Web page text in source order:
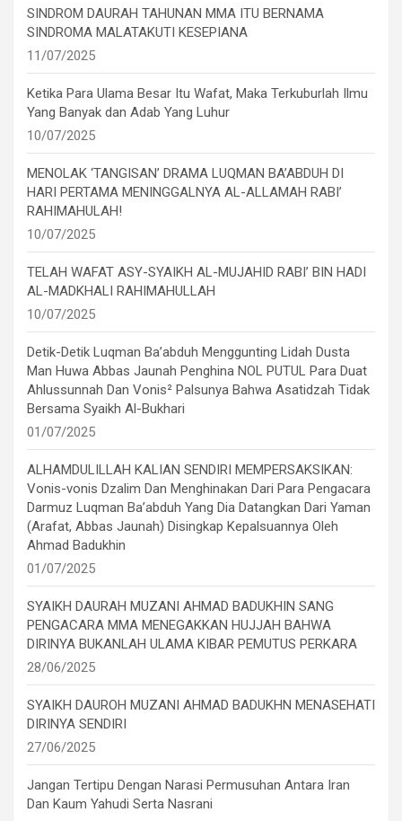
SINDROM DAURAH TAHUNAN MMA ITU BERNAMA
SINDROMA MALATAKUTI KESEPIANA
11/07/2025
Ketika Para Ulama Besar Itu Wafat, Maka Terkuburlah Ilmu
Yang Banyak dan Adab Yang Luhur
10/07/2025
MENOLAK ‘TANGISAN’ DRAMA LUQMAN BA’ABDUH DI
HARI PERTAMA MENINGGALNYA AL-ALLAMAH RABI’
RAHIMAHULAH!
10/07/2025
TELAH WAFAT ASY-SYAIKH AL-MUJAHID RABI’ BIN HADI
AL-MADKHALI RAHIMAHULLAH
10/07/2025
Detik-Detik Luqman Ba’abduh Menggunting Lidah Dusta
Man Huwa Abbas Jaunah Penghina NOL PUTUL Para Duat
Ahlussunnah Dan Vonis² Palsunya Bahwa Asatidzah Tidak
Bersama Syaikh Al-Bukhari
01/07/2025
ALHAMDULILLAH KALIAN SENDIRI MEMPERSAKSIKAN:
Vonis-vonis Dzalim Dan Menghinakan Dari Para Pengacara
Darmuz Luqman Ba’abduh Yang Dia Datangkan Dari Yaman
(Arafat, Abbas Jaunah) Disingkap Kepalsuannya Oleh
Ahmad Badukhin
01/07/2025
SYAIKH DAURAH MUZANI AHMAD BADUKHIN SANG
PENGACARA MMA MENEGAKKAN HUJJAH BAHWA
DIRINYA BUKANLAH ULAMA KIBAR PEMUTUS PERKARA
28/06/2025
SYAIKH DAUROH MUZANI AHMAD BADUKHN MENASEHATI
DIRINYA SENDIRI
27/06/2025
Jangan Tertipu Dengan Narasi Permusuhan Antara Iran
Dan Kaum Yahudi Serta Nasrani